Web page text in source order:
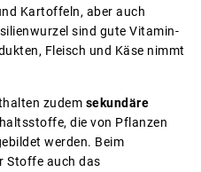
Kartoffeln, aber auch
sind gute Vitamin-
Fleisch und Käse nimmt
zudem sekundäre
die von Pflanzen
werden. Beim
Stoffe auch das